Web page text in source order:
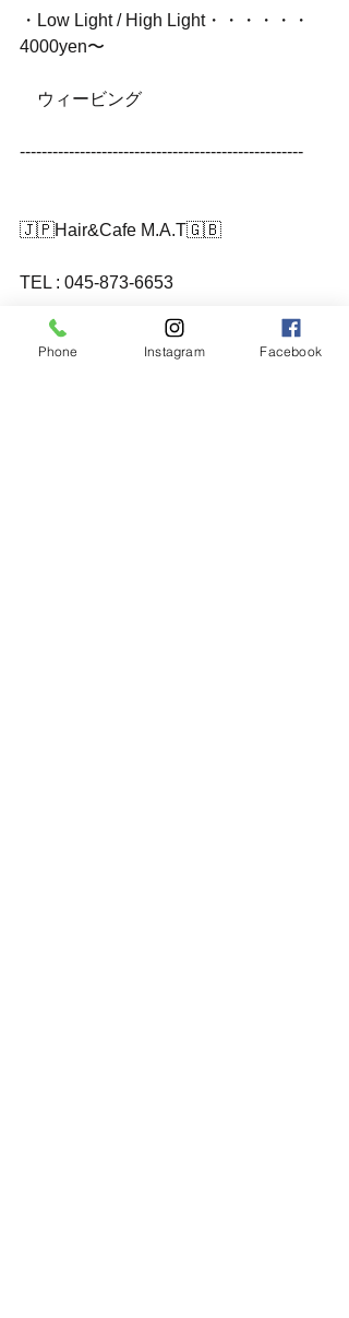
・Low Light / High Light・・・・・・
4000yen〜
ウィービング
----------------------------------------------------
🇯🇵Hair&Cafe M.A.T🇬🇧
TEL : 045-873-6653
HP : http://www.mat-
hairandcafe.yokohama/
Phone Instagram Facebook